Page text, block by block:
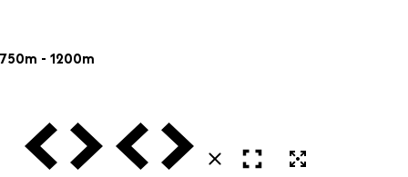
750m - 1200m
Vorige VolgendeVorige Volgende
SluitenOpen in volledig scherm